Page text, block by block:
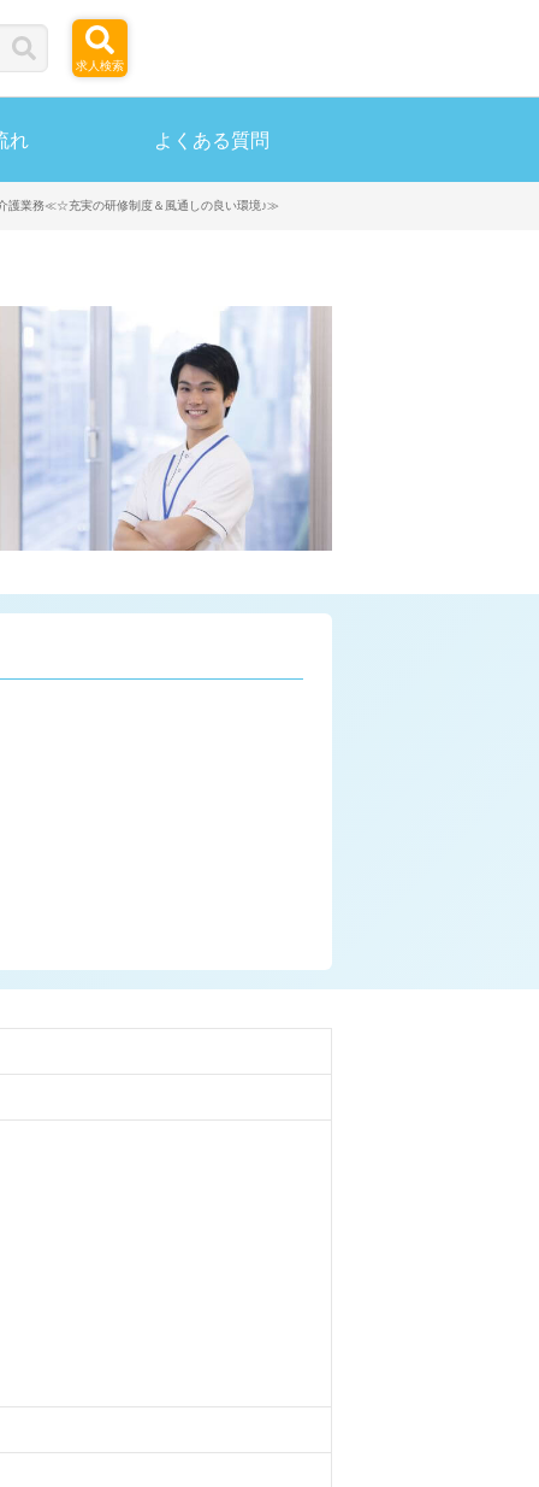
求人検索
れ よくある質問
護業務≪☆充実の研修制度＆風通しの良い環境♪≫